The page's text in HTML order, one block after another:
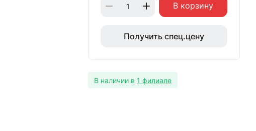
В корзину
Получить спец.цену
В наличии в 1 филиале